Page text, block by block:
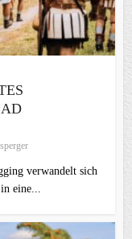
R
G
verwandelt sich
eine...